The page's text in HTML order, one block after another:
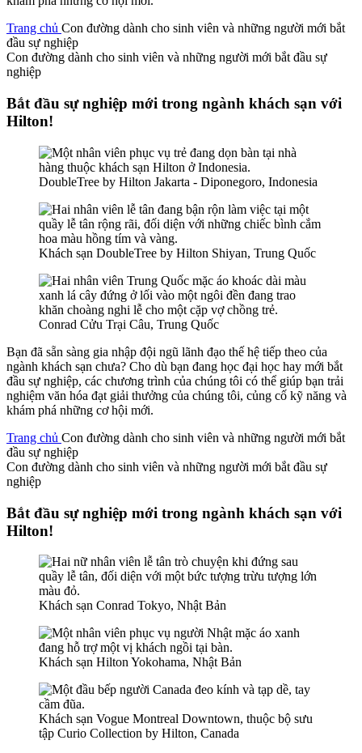
Trang chủ Con đường dành cho sinh viên và những người mới bắt
đầu sự nghiệp
Con đường dành cho sinh viên và những người mới bắt đầu sự
nghiệp
Bắt đầu sự nghiệp mới trong ngành khách sạn với
Hilton!
DoubleTree by Hilton Jakarta - Diponegoro, Indonesia
Khách sạn DoubleTree by Hilton Shiyan, Trung Quốc
Conrad Cửu Trại Câu, Trung Quốc
Bạn đã sẵn sàng gia nhập đội ngũ lãnh đạo thế hệ tiếp theo của
ngành khách sạn chưa? Cho dù bạn đang học đại học hay mới bắt
đầu sự nghiệp, các chương trình của chúng tôi có thể giúp bạn trải
nghiệm văn hóa đạt giải thưởng của chúng tôi, củng cố kỹ năng và
khám phá những cơ hội mới.
Trang chủ Con đường dành cho sinh viên và những người mới bắt
đầu sự nghiệp
Con đường dành cho sinh viên và những người mới bắt đầu sự
nghiệp
Bắt đầu sự nghiệp mới trong ngành khách sạn với
Hilton!
Khách sạn Conrad Tokyo, Nhật Bản
Khách sạn Hilton Yokohama, Nhật Bản
Khách sạn Vogue Montreal Downtown, thuộc bộ sưu
tập Curio Collection by Hilton, Canada